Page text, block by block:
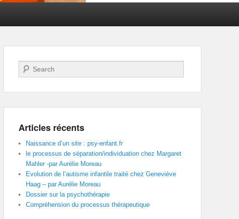
Recherche
Articles récents
Naissance d’un site : psy-enfant.fr
le processus de séparation/individuation chez Margaret
Mahler -par Aurélie Moreau
Evolution de l’autisme infantile traité chez Geneviève
Haag – par Aurélie Moreau
Dossier sur la psychothérapie
Compréhension du processus thérapeutique